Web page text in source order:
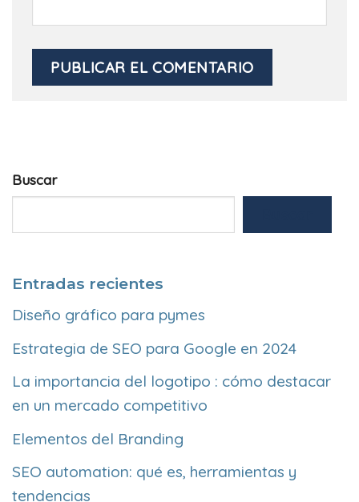
Buscar
Entradas recientes
Diseño gráfico para pymes
Estrategia de SEO para Google en 2024
La importancia del logotipo : cómo destacar
en un mercado competitivo
Elementos del Branding
SEO automation: qué es, herramientas y
tendencias